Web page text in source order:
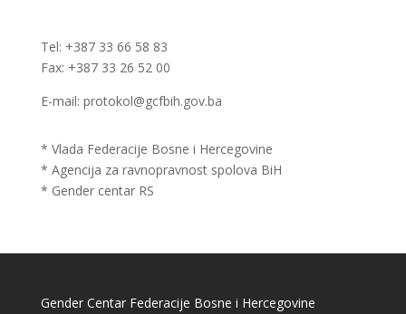
Tel: +387 33 66 58 83
Fax: +387 33 26 52 00
E-mail: protokol@gcfbih.gov.ba
* Vlada Federacije Bosne i Hercegovine
* Agencija za ravnopravnost spolova BiH
* Gender centar RS
Gender Centar Federacije Bosne i Hercegovine